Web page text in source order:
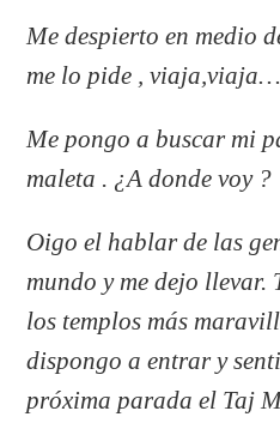
Me despierto en medio
me lo pide , viaja,viaja…
Me pongo a buscar mi
maleta . ¿A donde voy ?
Oigo el hablar de las
mundo y me dejo llevar.
los templos más
dispongo a entrar y
próxima parada el Taj